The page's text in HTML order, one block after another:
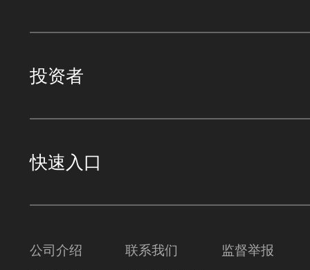
投资者
快速入口
公司介绍 联系我们
监督举报